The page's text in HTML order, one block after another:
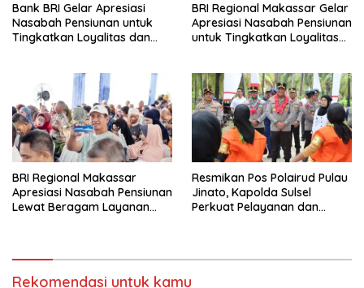
Bank BRI Gelar Apresiasi
Nasabah Pensiunan untuk
Tingkatkan Loyalitas dan
BRI Regional Makassar Gelar
Apresiasi Nasabah Pensiunan
untuk Tingkatkan Loyalitas
BRI Regional Makassar
Apresiasi Nasabah Pensiunan
Lewat Beragam Layanan
Resmikan Pos Polairud Pulau
Jinato, Kapolda Sulsel
Perkuat Pelayanan dan
Rekomendasi untuk kamu